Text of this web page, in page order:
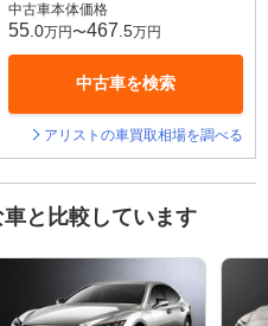
中古車本体価格
55 .0万円〜467 .5万円
中古車を検索
アリストの車買取相場を調べる
と比較しています